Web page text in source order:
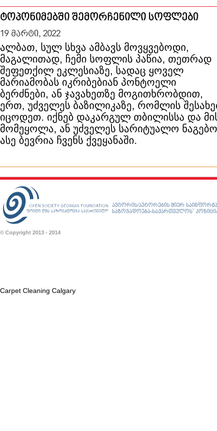
ტოპონიმებში შემორჩენილი სოფლები
19 მარტი, 2022
ალბათ, სულ სხვა ამბავს მოვყვებოდი,
მაგალითად, ჩემი სოფლის პაწია, თეთრად
შეფეთქილ ეკლესიაზე, სადაც ყოველ
მარიამობას იკრიბებიან პონტოელი
ბერძნები, ან ჯავახეთზე მოგითხრობდით,
ერთ, უძველეს ბაზილიკაზე, რომლის
იცოდეთ. იქნებ დაკარგულ თბილისსა და
მომეყოლა, ან უძველეს სარიტუალო
ასე ბევრია ჩვენს ქვეყანაში.
ავტორის/ავტორების მიერ
საზოგადოება-საქართველოს”
© Copyright 2013 - 2014
Carpet Cleaning Calgary